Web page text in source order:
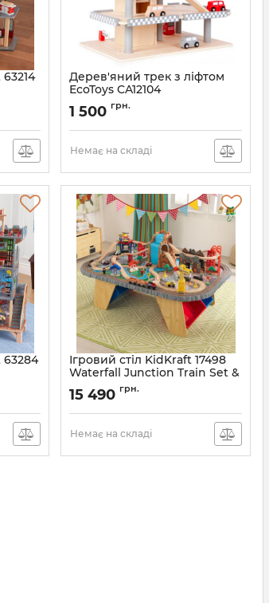
Дерев'яний трек з ліфтом
EcoToys CA12104
1 500 грн.
Немає на складі
63284
Ігровий стіл KidKraft 17498
Waterfall Junction Train Set &
15 490 грн.
Немає на складі